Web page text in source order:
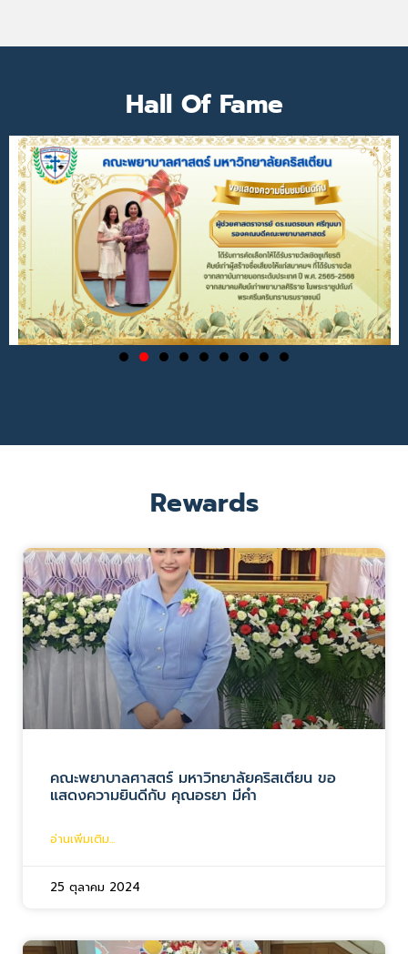
Hall Of Fame
Rewards
คณะพยาบาลศาสตร์ มหาวิทยาลัยคริสเตียน ขอ
แสดงความยินดีกับ คุณอรยา มีคำ
อ่านเพิ่มเติม...
25 ตุลาคม 2024